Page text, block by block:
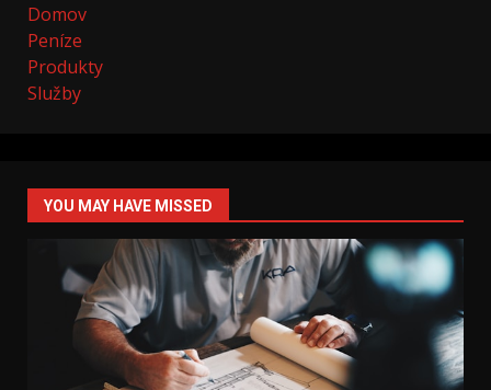
Domov
Peníze
Produkty
Služby
YOU MAY HAVE MISSED